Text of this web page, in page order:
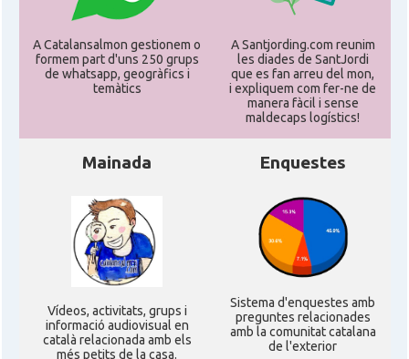
A Catalansalmon gestionem o
formem part d'uns 250 grups
de whatsapp, geogràfics i
temàtics
A Santjording.com reunim
les diades de SantJordi
que es fan arreu del mon,
i expliquem com fer-ne de
manera fàcil i sense
maldecaps logí­stics!
Mainada
Ví­deos, activitats, grups i
informació audiovisual en
català relacionada amb els
més petits de la casa.
Enquestes
Sistema d'enquestes amb
preguntes relacionades
amb la comunitat catalana
de l'exterior